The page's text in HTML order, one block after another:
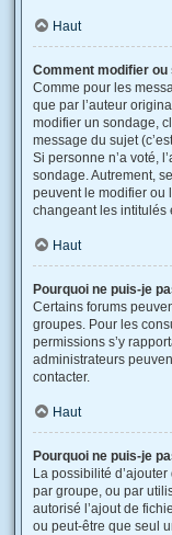
Haut
Comment modifier
Comme pour les
que par l’auteur
modifier un sondage,
message du sujet
Si personne n’a voté,
sondage. Autrement,
peuvent le modifier ou
changeant les intitulés
Haut
Pourquoi ne puis-je
Certains forums
groupes. Pour les
permissions s’y
administrateurs
contacter.
Haut
Pourquoi ne puis-je
La possibilité
par groupe, ou par
autorisé l’ajout de
ou peut-être que seul